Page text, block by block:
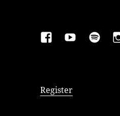
FAKEBOOK
YOUTUBE
Register